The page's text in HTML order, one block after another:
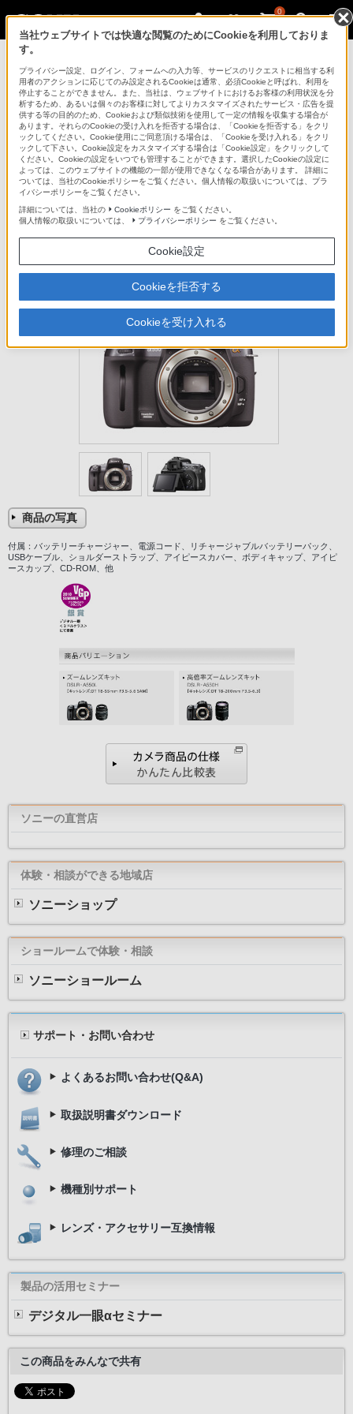
0
DSLR-A550
高速連写、高感度ISO、ダイナミックレンジ・コントロール。デジ
タルテクノロジーの進化で、ライブビューも進化。有効1420万画素
デジタル一眼レフカメラ〈α550ボディ〉
デジタル一眼レフカメラ
DSLR-A550
商品の写真
付属：バッテリーチャージャー、電源コード、リチャージャブルバッテリーパック、
USBケーブル、ショルダーストラップ、アイピースカバー、ボディキャップ、アイピ
ースカップ、CD-ROM、他
ソニーの直営店
体験・相談ができる地域店
ソニーショップ
ショールームで体験・相談
ソニーショールーム
サポート・お問い合わせ
よくあるお問い合わせ(Q&A)
取扱説明書ダウンロード
修理のご相談
機種別サポート
レンズ・アクセサリー互換情報
製品の活用セミナー
デジタル一眼αセミナー
この商品をみんなで共有
当社ウェブサイトでは快適な閲覧のためにCookieを利用しておりま
す。
プライバシー設定、ログイン、フォームへの入力等、サービスのリクエストに相当する利
用者のアクションに応じてのみ設定されるCookieは通常、必須Cookieと呼ばれ、利用を
停止することができません。また、当社は、ウェブサイトにおけるお客様の利用状況を分
析するため、あるいは個々のお客様に対してよりカスタマイズされたサービス・広告を提
供する等の目的のため、Cookieおよび類似技術を使用して一定の情報を収集する場合が
あります。それらのCookieの受け入れを拒否する場合は、「Cookieを拒否する」をクリ
ックしてください。Cookie使用にご同意頂ける場合は、「Cookieを受け入れる」をクリ
ックして下さい。Cookie設定をカスタマイズする場合は「Cookie設定」をクリックして
ください。Cookieの設定をいつでも管理することができます。選択したCookieの設定に
よっては、このウェブサイトの機能の一部が使用できなくなる場合があります。 詳細に
ついては、当社のCookieポリシーをご覧ください。個人情報の取扱いについては、プラ
イバシーポリシーをご覧ください。
詳細については、当社の
Cookieポリシー をご覧ください。
個人情報の取扱いについては、
プライバシーポリシー をご覧ください。
Cookie設定
Cookieを拒否する
Cookieを受け入れる